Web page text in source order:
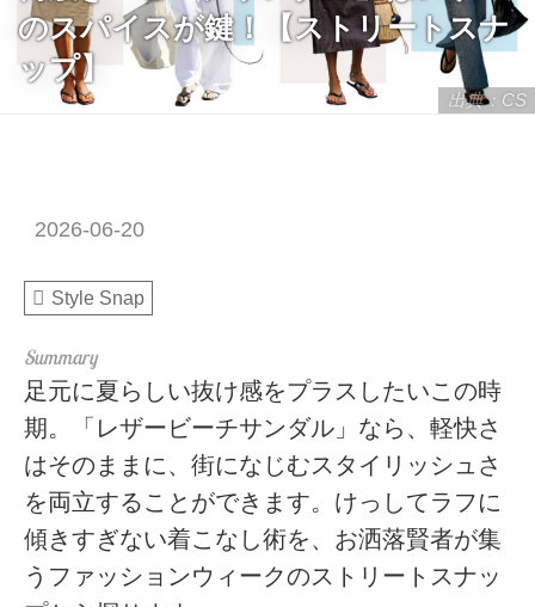
出典：CS
のスパイスが鍵！【ストリートスナ
ップ】
2026-06-20
Style Snap
足元に夏らしい抜け感をプラスしたいこの時
期。「レザービーチサンダル」なら、軽快さ
はそのままに、街になじむスタイリッシュさ
を両立することができます。けっしてラフに
傾きすぎない着こなし術を、お洒落賢者が集
うファッションウィークのストリートスナッ